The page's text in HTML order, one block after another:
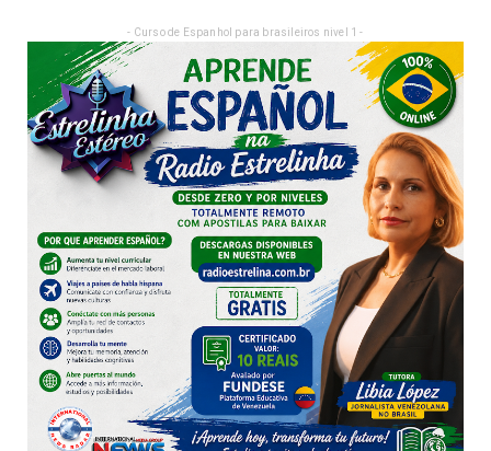
- Curso de Espanhol para brasileiros nivel 1 -